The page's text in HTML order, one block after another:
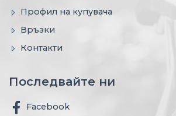
Профил на купувача
Връзки
Контакти
Последвайте ни
Facebook